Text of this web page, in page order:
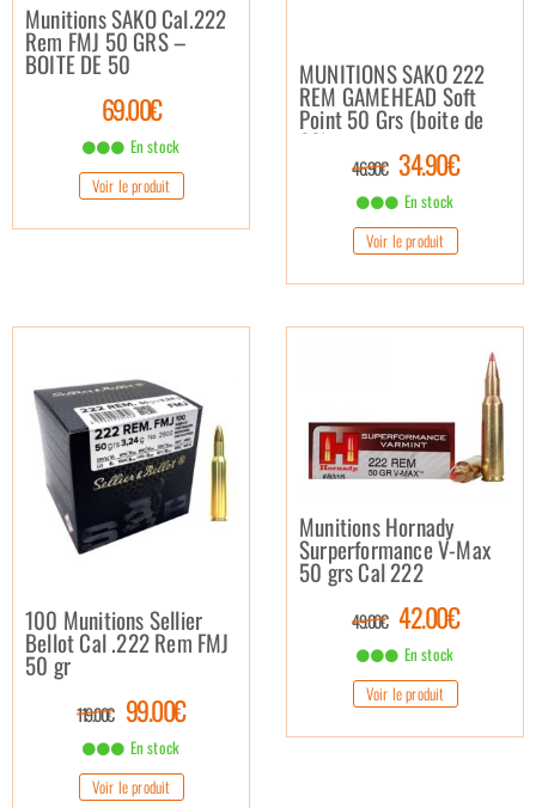
Munitions SAKO Cal.222
Rem FMJ 50 GRS –
BOITE DE 50
69.00€
En stock
Voir le produit
MUNITIONS SAKO 222
REM GAMEHEAD Soft
Point 50 Grs (boite de
20)
46.90€ 34.90€
En stock
Voir le produit
100 Munitions Sellier
Bellot Cal .222 Rem FMJ
50 gr
119.00€ 99.00€
En stock
Voir le produit
Munitions Hornady
Surperformance V-Max
50 grs Cal 222
49.00€ 42.00€
En stock
Voir le produit